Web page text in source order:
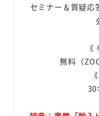
セミナー＆質疑
《
無料（
30